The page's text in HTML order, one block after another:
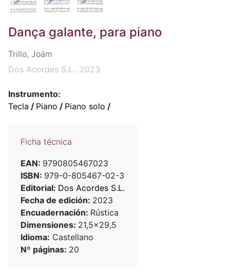
Dança galante, para piano
Trillo, Joám
Dos Acordes S.L.. 2023
Instrumento:
Tecla / Piano / Piano solo /
Ficha técnica
EAN: 9790805467023
ISBN: 979-0-805467-02-3
Editorial: Dos Acordes S.L.
Fecha de edición: 2023
Encuadernación: Rústica
Dimensiones: 21,5x29,5
Idioma: Castellano
Nº páginas: 20